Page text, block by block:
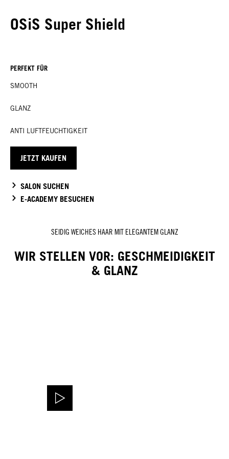
OSiS Super Shield
PERFEKT FÜR
SMOOTH
GLANZ
ANTI LUFTFEUCHTIGKEIT
JETZT KAUFEN
SALON SUCHEN
E-ACADEMY BESUCHEN
SEIDIG WEICHES HAAR MIT ELEGANTEM GLANZ
WIR STELLEN VOR: GESCHMEIDIGKEIT
& GLANZ